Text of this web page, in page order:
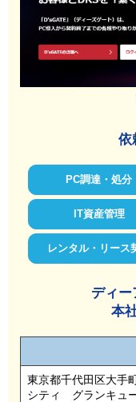
依
PC調達・処分
IT資産管理
レンタル・リース
ディー
本
東京都千代田区大手
シティ グランキュ